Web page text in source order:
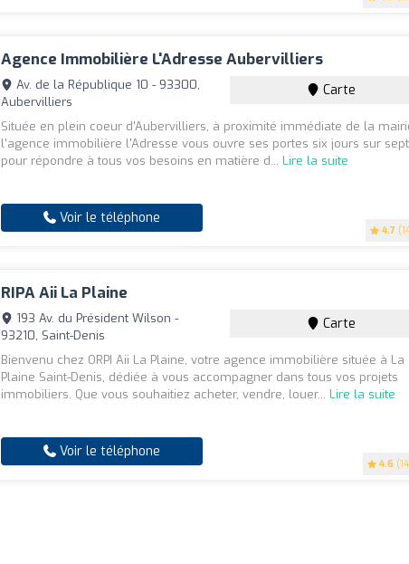
Agence Immobilière L'Adresse Aubervilliers
4.7
Av. de la République 10 - 93300,
Aubervilliers
Carte
Située en plein coeur d'Aubervilliers, à proximité immédiate de la
l'agence immobilière l'Adresse vous ouvre ses portes six jours sur sept
pour répondre à tous vos besoins en matière d...Lire la suite
Voir le téléphone
RIPA Aii La Plaine
4.6
193 Av. du Président Wilson -
93210, Saint-Denis
Carte
Bienvenu chez ORPI Aii La Plaine, votre agence immobilière située à La
Plaine Saint-Denis, dédiée à vous accompagner dans tous vos projets
immobiliers. Que vous souhaitiez acheter, vendre, louer...Lire la suite
Voir le téléphone